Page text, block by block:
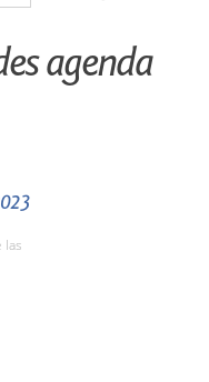
agenda
las